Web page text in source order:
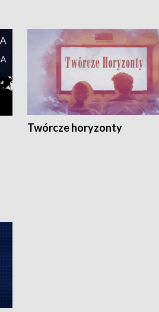
Twórcze horyzonty